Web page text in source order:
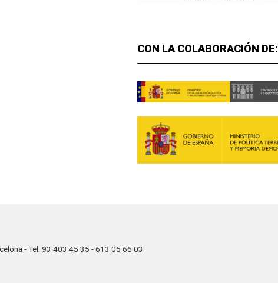
CON LA COLABORACIÓN DE:
- Tel. 93 403 45 35 - 613 05 66 03